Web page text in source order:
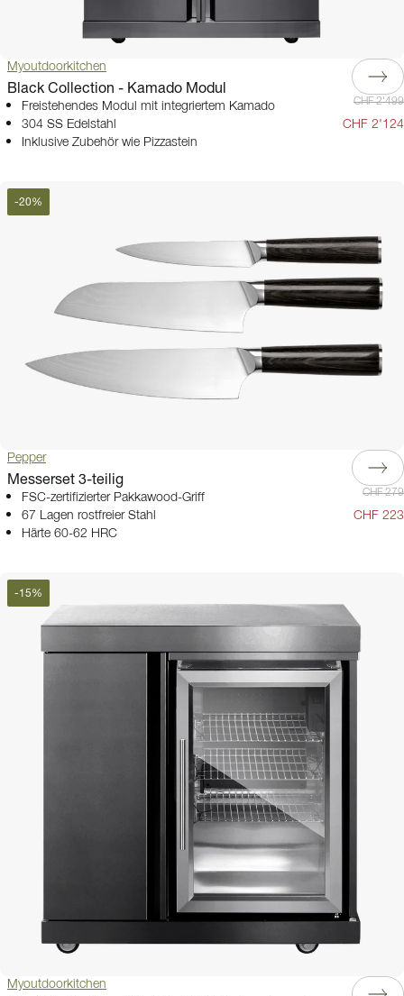
Myoutdoorkitchen
Black Collection - Kamado Modul
Freistehendes Modul mit integriertem Kamado
304 SS Edelstahl
Inklusive Zubehör wie Pizzastein
CHF 2'499
CHF 2'124
-20%
Pepper
Messerset 3-teilig
FSC-zertifizierter Pakkawood-Griff
67 Lagen rostfreier Stahl
Härte 60-62 HRC
CHF 279
CHF 223
-15%
Myoutdoorkitchen